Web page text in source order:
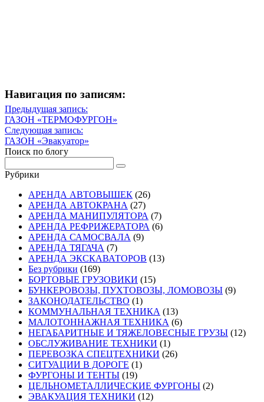
Навигация по записям:
Навигация
по
записям
Предыдущая запись:
Предыдущая
запись
ГАЗОН «ТЕРМОФУРГОН»
Следующая запись:
Следующая
запись
ГАЗОН «Эвакуатор»
Поиск по блогу
Рубрики
АРЕНДА АВТОВЫШЕК (26)
АРЕНДА АВТОКРАНА (27)
АРЕНДА МАНИПУЛЯТОРА (7)
АРЕНДА РЕФРИЖЕРАТОРА (6)
АРЕНДА САМОСВАЛА (9)
АРЕНДА ТЯГАЧА (7)
АРЕНДА ЭКСКАВАТОРОВ (13)
Без рубрики (169)
БОРТОВЫЕ ГРУЗОВИКИ (15)
БУНКЕРОВОЗЫ, ПУХТОВОЗЫ, ЛОМОВОЗЫ (9)
ЗАКОНОДАТЕЛЬСТВО (1)
КОММУНАЛЬНАЯ ТЕХНИКА (13)
МАЛОТОННАЖНАЯ ТЕХНИКА (6)
НЕГАБАРИТНЫЕ И ТЯЖЕЛОВЕСНЫЕ ГРУЗЫ (12)
ОБСЛУЖИВАНИЕ ТЕХНИКИ (1)
ПЕРЕВОЗКА СПЕЦТЕХНИКИ (26)
СИТУАЦИИ В ДОРОГЕ (1)
ФУРГОНЫ И ТЕНТЫ (19)
ЦЕЛЬНОМЕТАЛЛИЧЕСКИЕ ФУРГОНЫ (2)
ЭВАКУАЦИЯ ТЕХНИКИ (12)